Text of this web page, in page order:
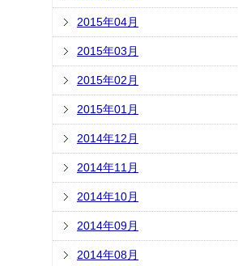
2015年04月
2015年03月
2015年02月
2015年01月
2014年12月
2014年11月
2014年10月
2014年09月
2014年08月